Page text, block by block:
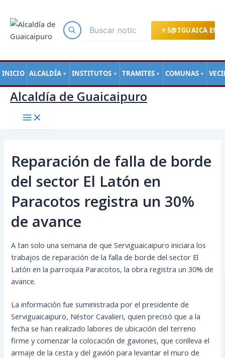
S@TGUAICA EN
INICIO ALCALDÍA ▼ INSTITUTOS ▼ TRAMITES ▼ COMUNAS ▼
contenido
Alcaldía de Guaicaipuro
Reparación de falla de borde
del sector El Latón en
Paracotos registra un 30%
de avance
A tan solo una semana de que Serviguaicaipuro iniciara los
trabajos de reparación de la falla de borde del sector El
Latón en la parroquia Paracotos, la obra registra un 30% de
avance.
La información fue suministrada por el presidente de
Serviguaicaipuro, Néstor Cavalieri, quien precisó que a la
fecha se han realizado labores de ubicación del terreno
firme y comenzar la colocación de gaviones, que conlleva el
armaje de la cesta y del gavión para levantar el muro de
de
entradas